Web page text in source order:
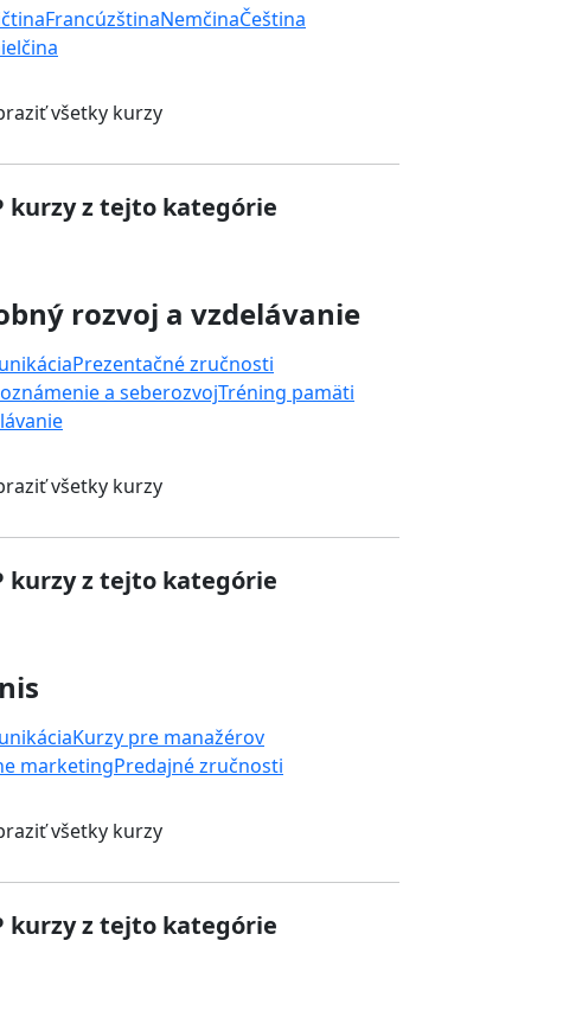
FrancúzštinaNemčinaČeština
všetky kurzy
kurzy z tejto kategórie
rozvoj a vzdelávanie
Prezentačné zručnosti
a seberozvojTréning pamäti
všetky kurzy
kurzy z tejto kategórie
Kurzy pre manažérov
marketingPredajné zručnosti
všetky kurzy
kurzy z tejto kategórie